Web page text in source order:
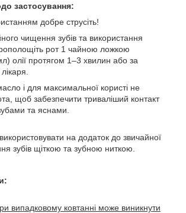
застосування:
добре струсіть!
чищення зубів та використання
рот 1 чайною ложкою
олії протягом 1–3 хвилин або за
і для максимальної користі не
щоб забезпечити триваліший контакт
зубами та яснами.
на додаток до звичайної
зубів щіткою та зубною ниткою.
випадковому ковтанні може виникнути